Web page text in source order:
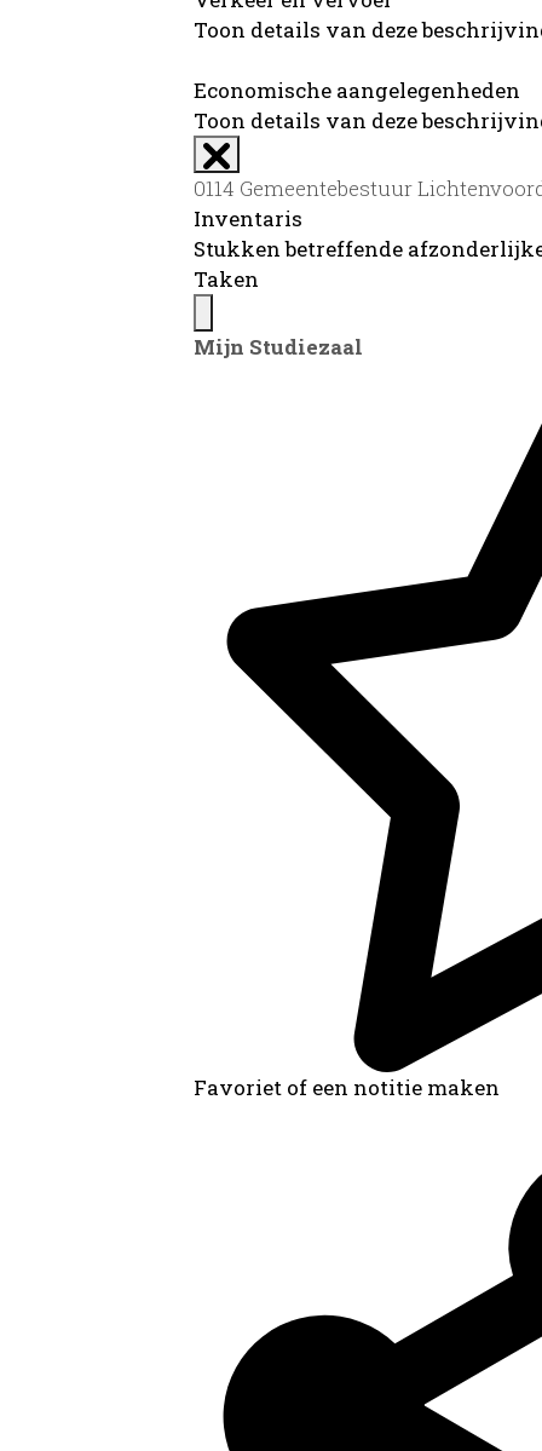
Toon details van deze
Economische aangelegenheden
Toon details van deze
0114 Gemeentebestuur
Inventaris
Stukken betreffende
Taken
Mijn Studiezaal
Favoriet of een notitie maken